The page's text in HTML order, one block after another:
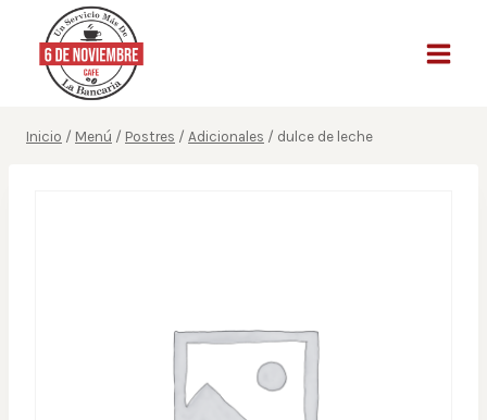
contenido
Inicio / Menú / Postres / Adicionales / dulce de leche